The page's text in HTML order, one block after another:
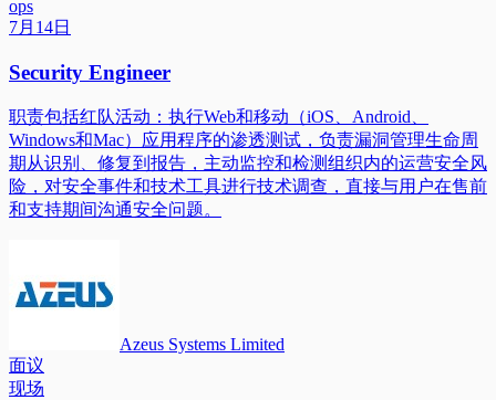
ops
7月14日
Security Engineer
职责包括红队活动：执行Web和移动（iOS、Android、
Windows和Mac）应用程序的渗透测试，负责漏洞管理生命周
期从识别、修复到报告，主动监控和检测组织内的运营安全风
险，对安全事件和技术工具进行技术调查，直接与用户在售前
和支持期间沟通安全问题。
Azeus Systems Limited
面议
现场